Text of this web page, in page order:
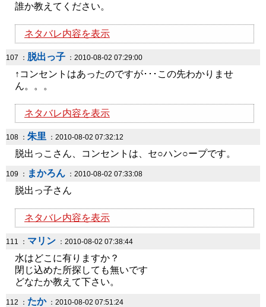
誰か教えてください。
ネタバレ内容を表示
107 ： 脱出っ子 ：2010-08-02 07:29:00
↑コンセントはあったのですが･･･この先わかりませ
ん。。。
ネタバレ内容を表示
108 ： 朱里 ：2010-08-02 07:32:12
脱出っこさん、コンセントは、セ○ハン○ープです。
109 ： まかろん ：2010-08-02 07:33:08
脱出っ子さん
ネタバレ内容を表示
111 ： マリン ：2010-08-02 07:38:44
水はどこに有りますか？
閉じ込めた所探しても無いです
どなたか教えて下さい。
112 ： たか：2010-08-02 07:51:24